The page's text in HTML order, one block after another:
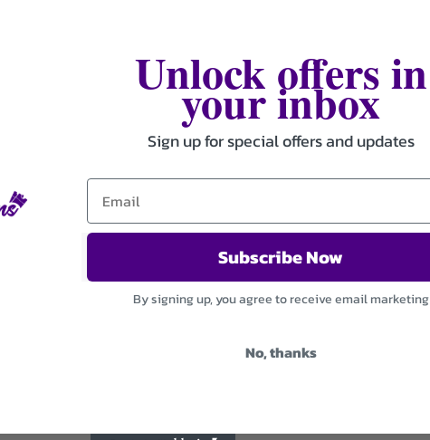
Unlock offers in
your inbox
Sign up for special offers and updates
Subscribe Now
By signing up, you agree to receive email marketing
No, thanks